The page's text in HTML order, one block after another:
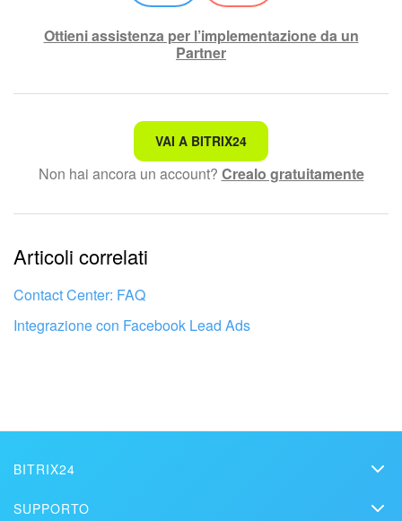
Ottieni assistenza per l’implementazione da un
Partner
Non è quello che sto cercando.
Testo complesso e incomprensibile
Le informazioni sono obsolete.
Troppo breve, ho bisogno di maggiori informazioni.
Non mi soddisfa come funziona questo strumento
VAI A BITRIX24
Non hai ancora un account? Crealo gratuitamente
Articoli correlati
Contact Center: FAQ
Integrazione con Facebook Lead Ads
BITRIX24
SUPPORTO